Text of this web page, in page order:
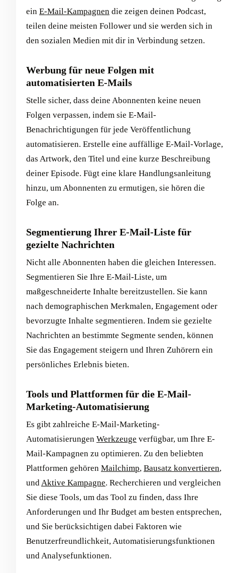
ein E-Mail-Kampagnen die zeigen deinen Podcast,
teilen deine meisten Follower und sie werden sich in
den sozialen Medien mit dir in Verbindung setzen.
Werbung für neue Folgen mit
automatisierten E-Mails
Stelle sicher, dass deine Abonnenten keine neuen
Folgen verpassen, indem sie E-Mail-
Benachrichtigungen für jede Veröffentlichung
automatisieren. Erstelle eine auffällige E-Mail-Vorlage,
das Artwork, den Titel und eine kurze Beschreibung
deiner Episode. Fügt eine klare Handlungsanleitung
hinzu, um Abonnenten zu ermutigen, sie hören die
Folge an.
Segmentierung Ihrer E-Mail-Liste für
gezielte Nachrichten
Nicht alle Abonnenten haben die gleichen Interessen.
Segmentieren Sie Ihre E-Mail-Liste, um
maßgeschneiderte Inhalte bereitzustellen. Sie kann
nach demographischen Merkmalen, Engagement oder
bevorzugte Inhalte segmentieren. Indem sie gezielte
Nachrichten an bestimmte Segmente senden, können
Sie das Engagement steigern und Ihren Zuhörern ein
persönliches Erlebnis bieten.
Tools und Plattformen für die E-Mail-
Marketing-Automatisierung
Es gibt zahlreiche E-Mail-Marketing-
Automatisierungen Werkzeuge verfügbar, um Ihre E-
Mail-Kampagnen zu optimieren. Zu den beliebten
Plattformen gehören Mailchimp, Bausatz konvertieren,
undAktive Kampagne. Recherchieren und vergleichen
Sie diese Tools, um das Tool zu finden, dass Ihre
Anforderungen und Ihr Budget am besten entsprechen,
und Sie berücksichtigen dabei Faktoren wie
Benutzerfreundlichkeit, Automatisierungsfunktionen
und Analysefunktionen.